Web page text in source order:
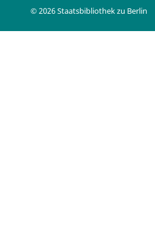
© 2026 Staatsbibliothek zu Berlin